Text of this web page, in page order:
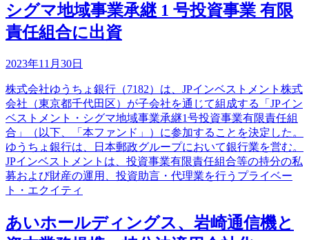
シグマ地域事業承継 1 号投資事業 有限
責任組合に出資
2023年11月30日
株式会社ゆうちょ銀行（7182）は、JPインベストメント株式
会社（東京都千代田区）が子会社を通じて組成する「JPイン
ベストメント・シグマ地域事業承継1号投資事業有限責任組
合」（以下、「本ファンド」）に参加することを決定した。
ゆうちょ銀行は、日本郵政グループにおいて銀行業を営む。
JPインベストメントは、投資事業有限責任組合等の持分の私
募および財産の運用、投資助言・代理業を行うプライベー
ト・エクイティ
あいホールディングス、岩崎通信機と